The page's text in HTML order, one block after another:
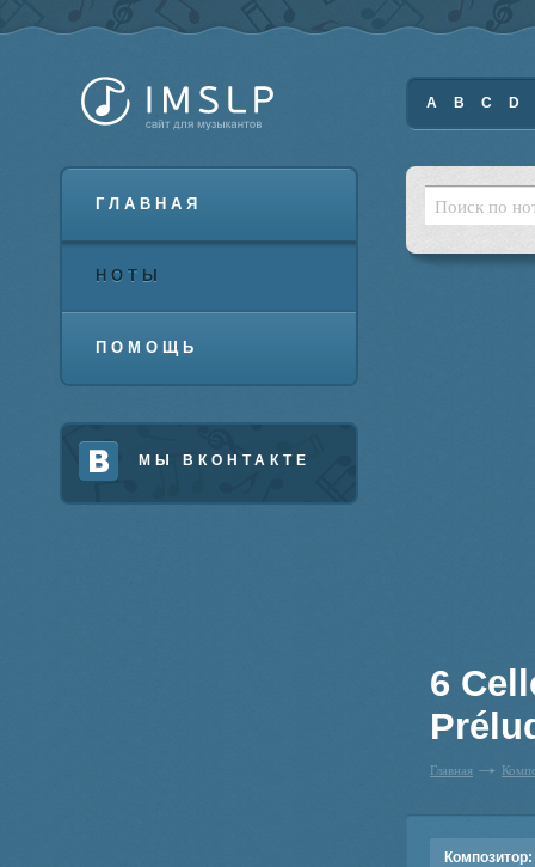
ГЛАВНАЯ
НОТЫ
ПОМОЩЬ
МЫ ВКОНТАКТЕ
A B C D
6
Главная
Композитор: